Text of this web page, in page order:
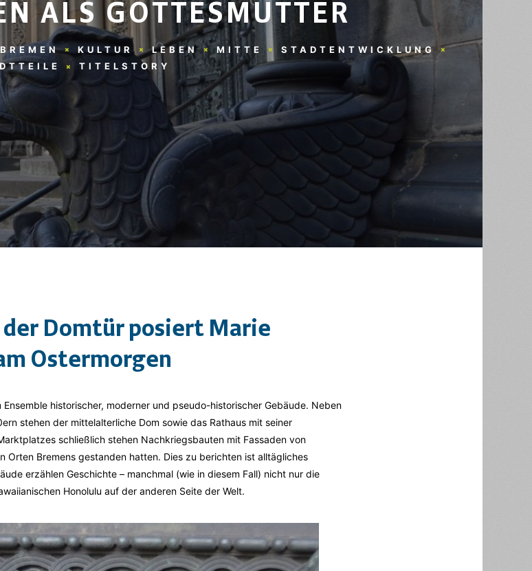
ALS GOTTESMUTTER
BREMEN KULTUR LEBEN MITTE
STADTENTWICKLUNG
TITELSTORY
Domtür posiert Marie
Ostermorgen
historischer, moderner und pseudo-historischer Gebäude. Neben
stehen der mittelalterliche Dom sowie das Rathaus mit seiner
schließlich stehen Nachkriegsbauten mit Fassaden von
Orten Bremens gestanden hatten. Dies zu berichten ist alltägliches
erzählen Geschichte – manchmal (wie in diesem Fall) nicht nur die
Honolulu auf der anderen Seite der Welt.